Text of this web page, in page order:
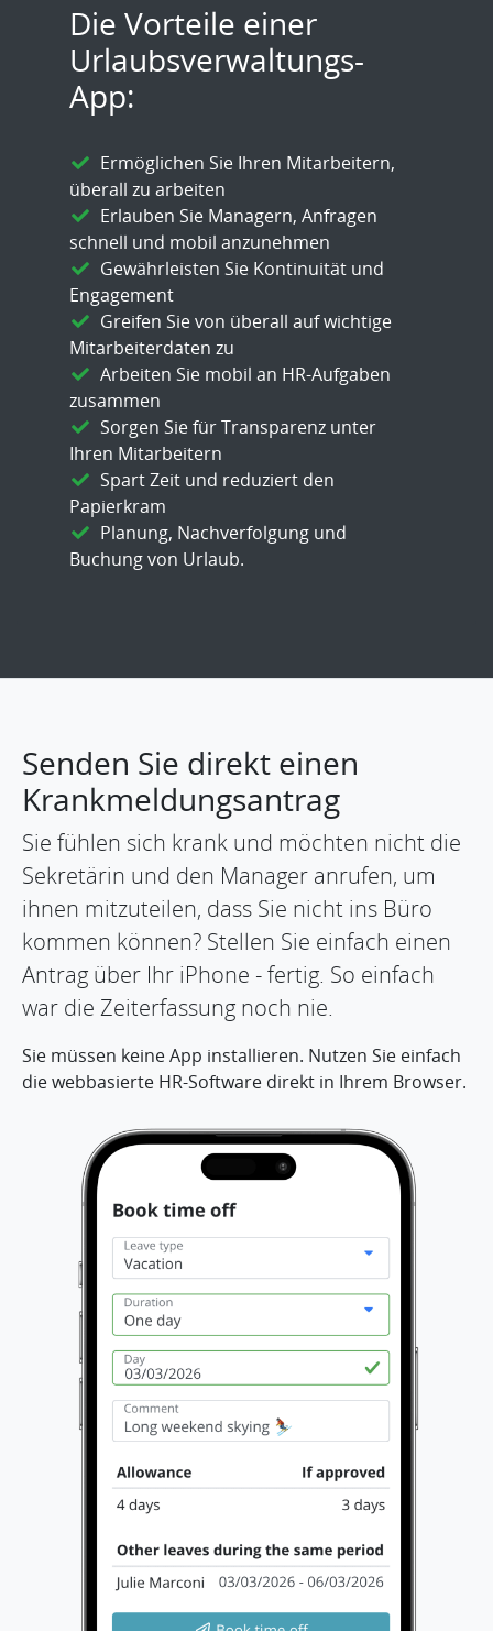
Die Vorteile einer
Urlaubsverwaltungs-
App:
Ermöglichen Sie Ihren Mitarbeitern,
überall zu arbeiten
Erlauben Sie Managern, Anfragen
schnell und mobil anzunehmen
Gewährleisten Sie Kontinuität und
Engagement
Greifen Sie von überall auf wichtige
Mitarbeiterdaten zu
Arbeiten Sie mobil an HR-Aufgaben
zusammen
Sorgen Sie für Transparenz unter
Ihren Mitarbeitern
Spart Zeit und reduziert den
Papierkram
Planung, Nachverfolgung und
Buchung von Urlaub.
Senden Sie direkt einen
Krankmeldungsantrag
Sie fühlen sich krank und möchten nicht die
Sekretärin und den Manager anrufen, um
ihnen mitzuteilen, dass Sie nicht ins Büro
kommen können? Stellen Sie einfach einen
Antrag über Ihr iPhone - fertig. So einfach
war die Zeiterfassung noch nie.
Sie müssen keine App installieren. Nutzen Sie einfach
die webbasierte HR-Software direkt in Ihrem Browser.